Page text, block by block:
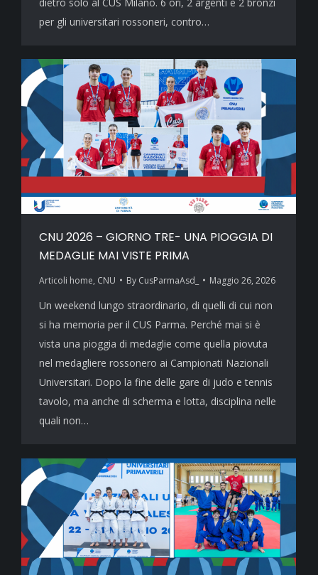
per gli universitari rossoneri, contro…
CNU 2026 – GIORNO TRE- UNA PIOGGIA DI
MEDAGLIE MAI VISTE PRIMA
Articoli home, CNU By CusParmaAsd_ Maggio 26, 2026
Un weekend lungo straordinario, di quelli di cui non
si ha memoria per il CUS Parma. Perché mai si è
vista una pioggia di medaglie come quella piovuta
nel medagliere rossonero ai Campionati Nazionali
Universitari. Dopo la fine delle gare di judo e tennis
tavolo, ma anche di scherma e lotta, disciplina nelle
quali non…